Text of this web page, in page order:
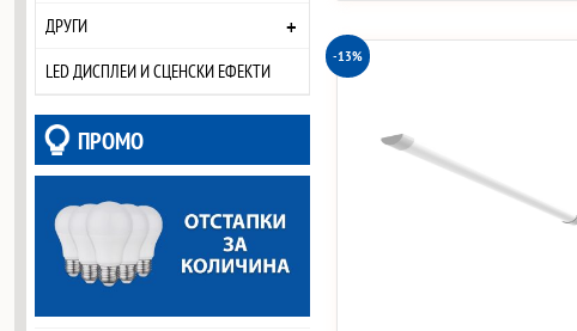
ДРУГИ +
LED ДИСПЛЕИ И СЦЕНСКИ ЕФЕКТИ
ПРОМО
-13%